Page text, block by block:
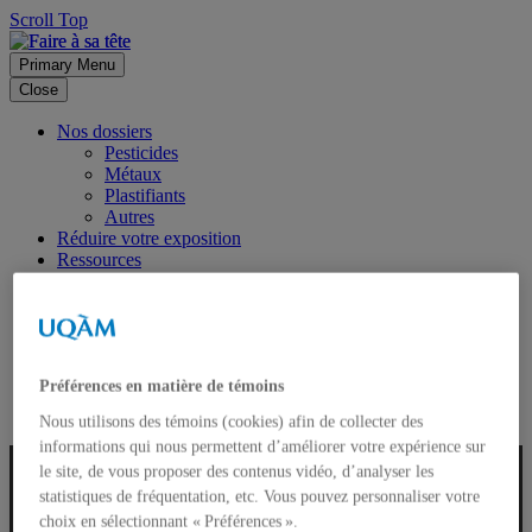
Scroll Top
Primary Menu
Close
Nos dossiers
Pesticides
Métaux
Plastifiants
Autres
Réduire votre exposition
Ressources
Nouvelles
À propos
Préférences en matière de témoins
Nous utilisons des témoins (cookies) afin de collecter des
informations qui nous permettent d’améliorer votre expérience sur
le site, de vous proposer des contenus vidéo, d’analyser les
statistiques de fréquentation, etc. Vous pouvez personnaliser votre
choix en sélectionnant « Préférences ».